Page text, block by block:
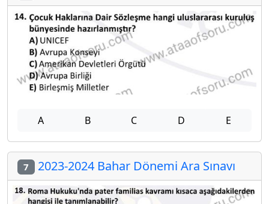
A B C D E
7 2023-2024 Bahar Dönemi Ara Sınavı